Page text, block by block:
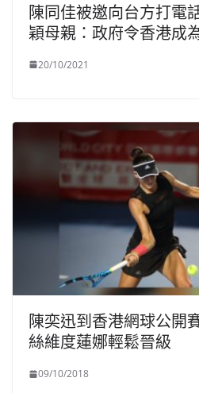
陳同佳被邀向台方打電
穎母親：政府令香港成
20/10/2021
陳奕迅到香港網球公開
絲維度蓮娜輕鬆晉級
09/10/2018